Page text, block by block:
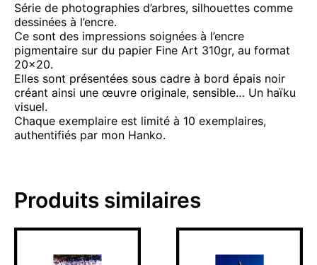
Série de photographies d’arbres, silhouettes comme
dessinées à l’encre.
Ce sont des impressions soignées à l’encre
pigmentaire sur du papier Fine Art 310gr, au format
20×20.
Elles sont présentées sous cadre à bord épais noir
créant ainsi une œuvre originale, sensible… Un haïku
visuel.
Chaque exemplaire est limité à 10 exemplaires,
authentifiés par mon Hanko.
Produits similaires